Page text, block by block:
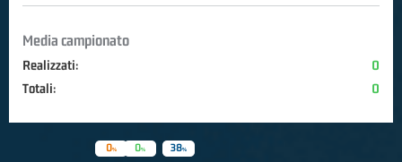
Media campionato
Realizzati:
0
Totali:
0
0
0 38